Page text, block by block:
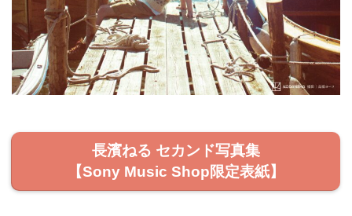
長濱ねる セカンド写真集
【Sony Music Shop限定表紙】